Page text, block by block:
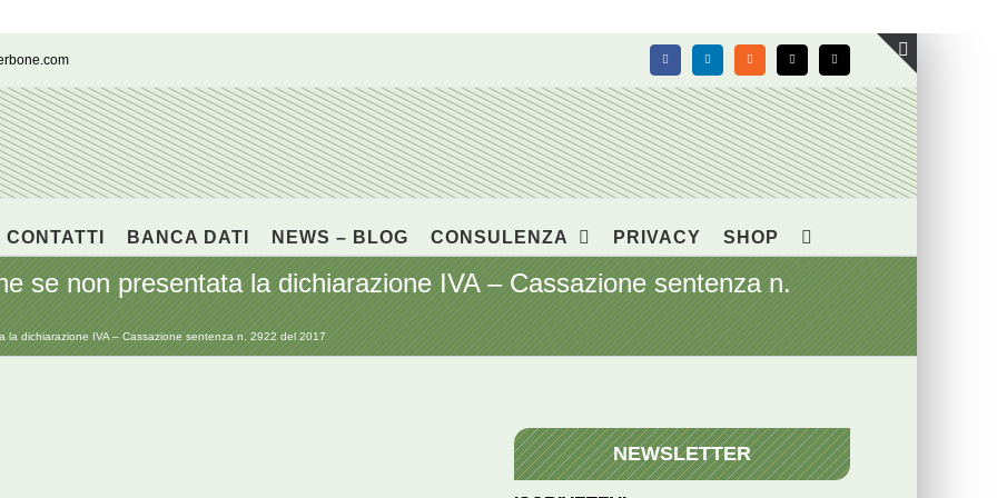
FacebookLinkedIn Rss X Email
CONTATTI BANCA DATI NEWS – BLOG CONSULENZA PRIVACY SHOP
se non presentata la dichiarazione IVA – Cassazione sentenza n.
la dichiarazione IVA – Cassazione sentenza n. 2922 del 2017
NEWSLETTER
Toggle
area
barra
scorrevole